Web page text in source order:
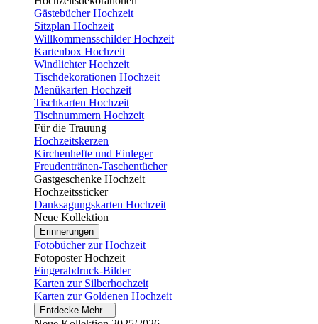
Gästebücher Hochzeit
Sitzplan Hochzeit
Willkommensschilder Hochzeit
Kartenbox Hochzeit
Windlichter Hochzeit
Tischdekorationen Hochzeit
Menükarten Hochzeit
Tischkarten Hochzeit
Tischnummern Hochzeit
Für die Trauung
Hochzeitskerzen
Kirchenhefte und Einleger
Freudentränen-Taschentücher
Gastgeschenke Hochzeit
Hochzeitssticker
Danksagungskarten Hochzeit
Neue Kollektion
Erinnerungen
Fotobücher zur Hochzeit
Fotoposter Hochzeit
Fingerabdruck-Bilder
Karten zur Silberhochzeit
Karten zur Goldenen Hochzeit
Entdecke Mehr...